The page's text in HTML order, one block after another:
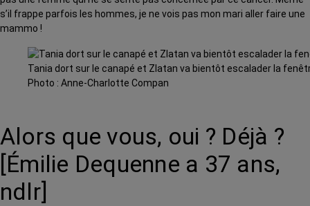
s’il frappe parfois les hommes, je ne vois pas mon mari aller faire une
mammo !
Tania dort sur le canapé et Zlatan va bientôt escalader la
Photo : Anne-Charlotte Compan
Alors que vous, oui ? Déjà ?
[Émilie Dequenne a 37 ans,
ndlr]